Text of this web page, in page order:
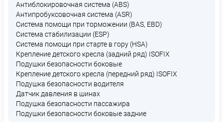
Антиблокировочная система (ABS)
Антипробуксовочная система (ASR)
Система помощи при торможении (BAS, EBD)
Система стабилизации (ESP)
Система помощи при старте в гору (HSA)
Крепление детского кресла (задний ряд) ISOFIX
Подушки безопасности боковые
Крепление детского кресла (передний ряд) ISOFIX
Подушка безопасности водителя
Датчик давления в шинах
Подушка безопасности пассажира
Подушки безопасности боковые задние